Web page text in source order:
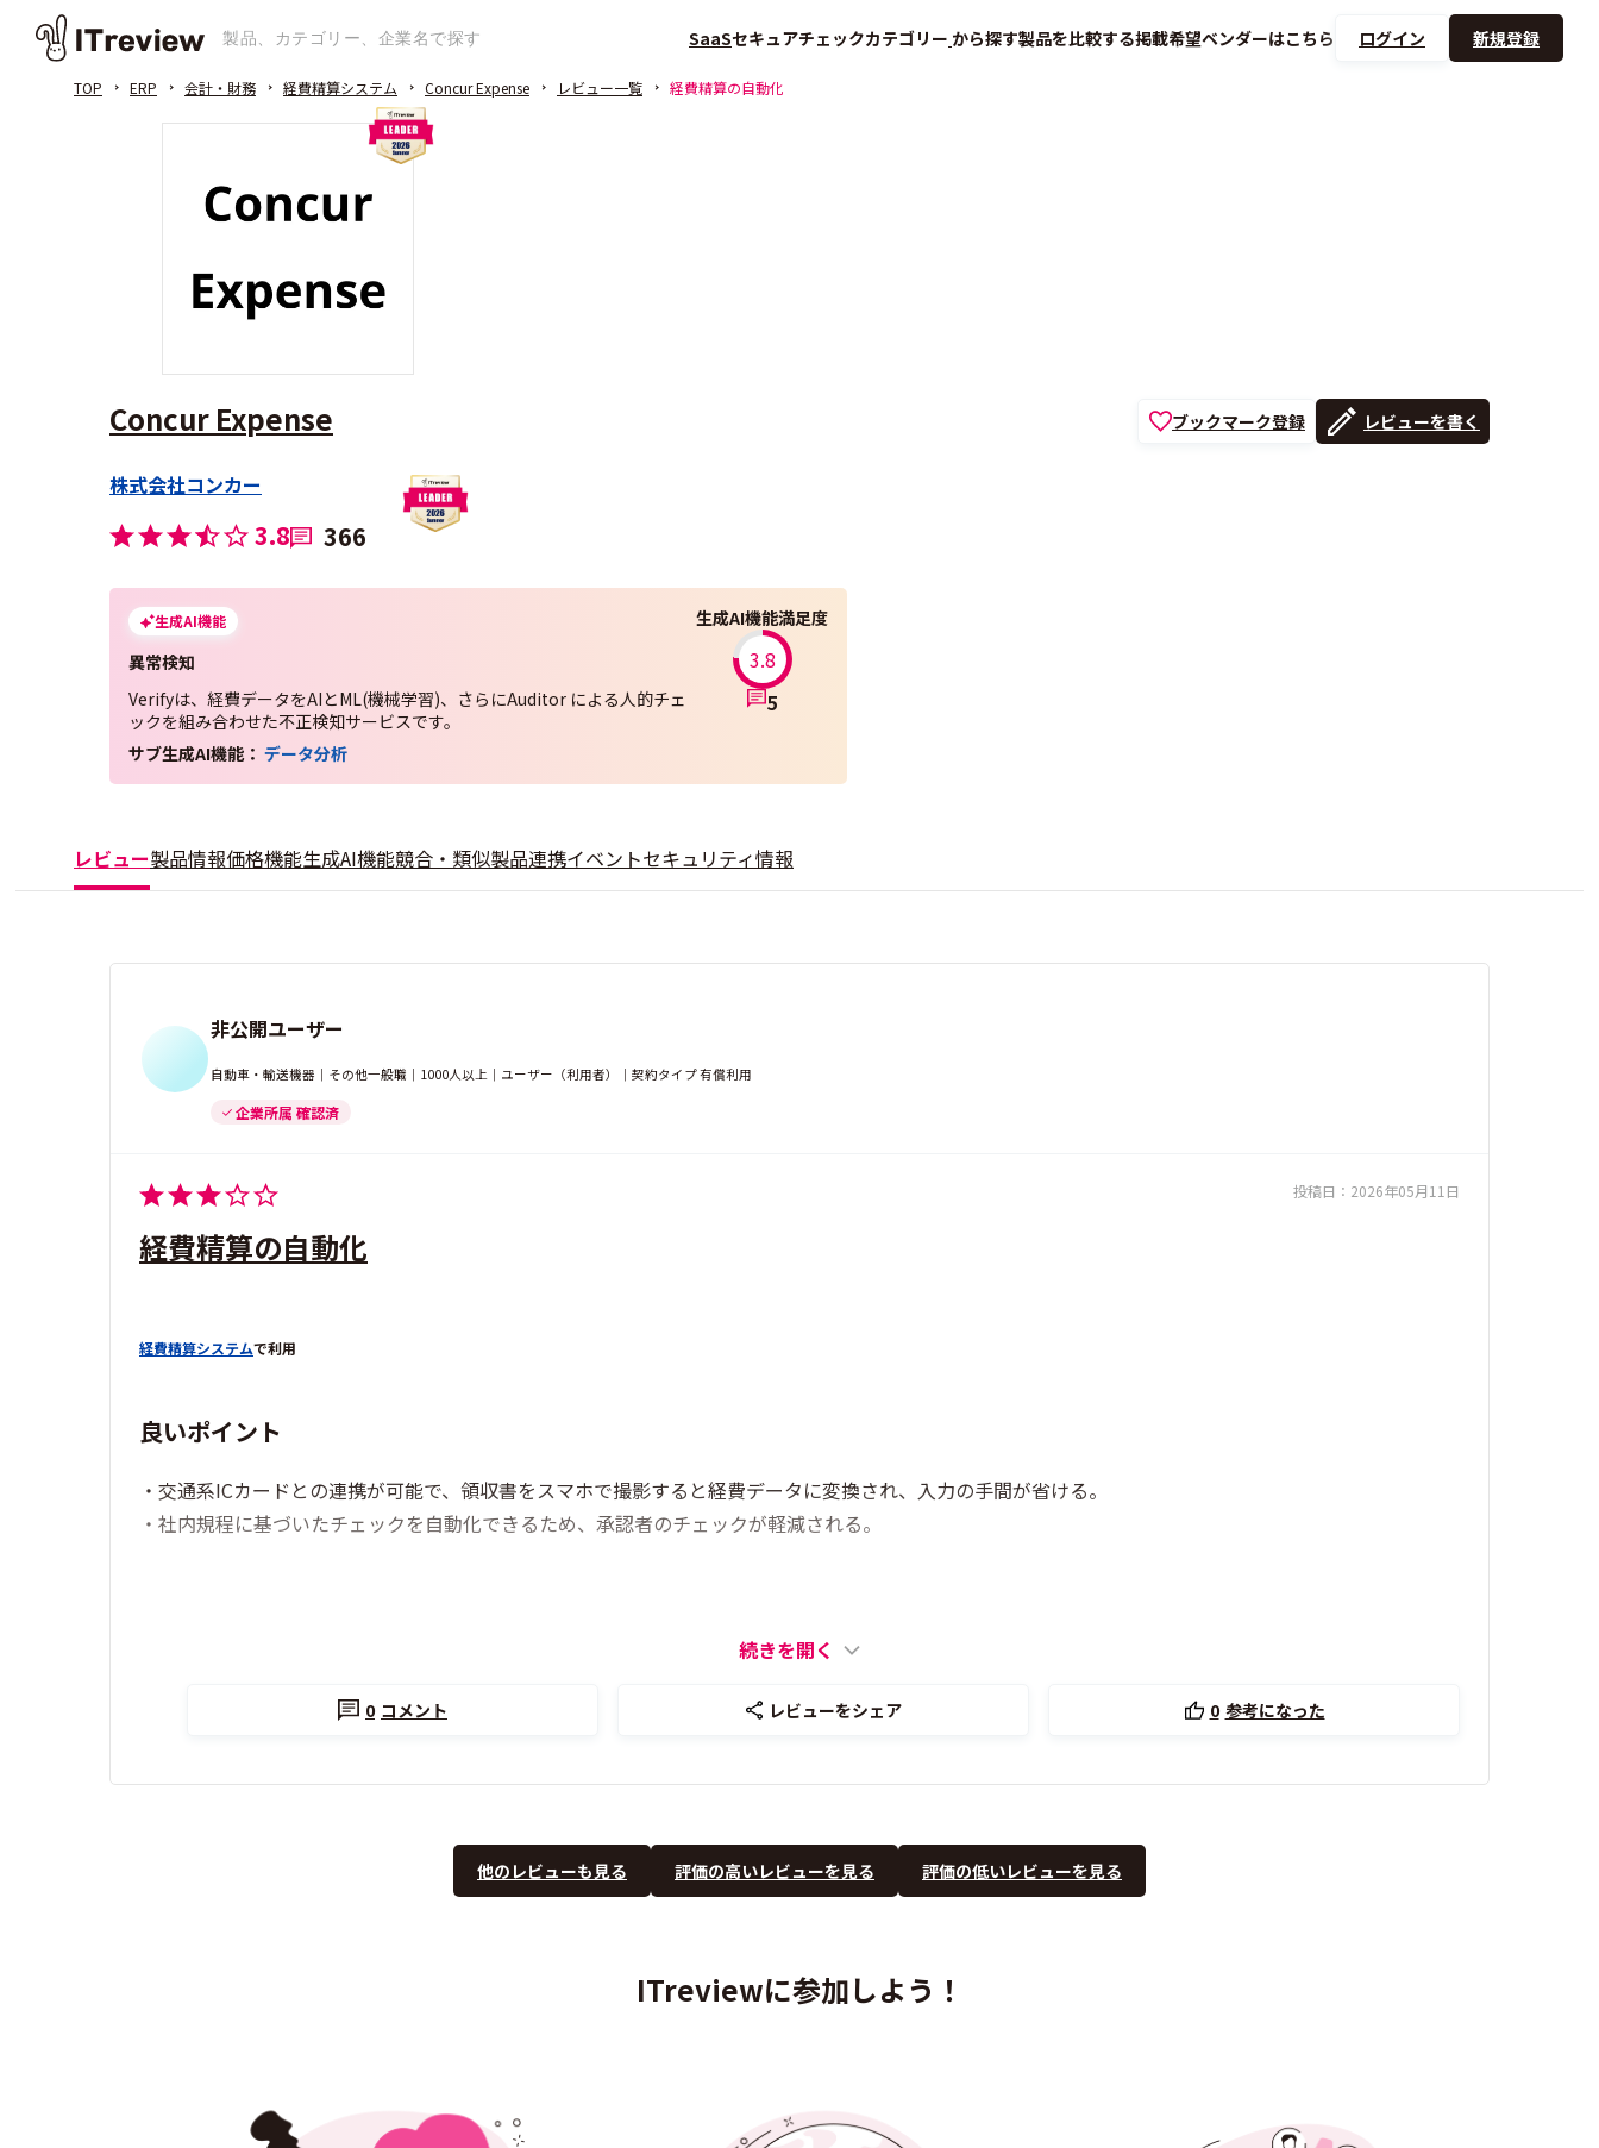
SaaSセキュアチェックカテゴリー から探す製品を比較する掲載希望ベンダーはこちら ログイン 新規登録
TOP ERP 会計・財務 経費精算システム Concur Expense レビュー一覧 経費精算の自動化
Concur Expense
株式会社コンカー
3.8 366
生成AI機能
異常検知
Verifyは、経費データをAIとML(機械学習)、さらにAuditor による人的チェ
ックを組み合わせた不正検知サービスです。
生成AI機能満足度
3.8
5
サブ生成AI機能： データ分析
ブックマーク登録 レビューを書く
レビュー製品情報価格機能生成AI機能競合・類似製品連携イベントセキュリティ情報
非公開ユーザー
自動車・輸送機器｜その他一般職｜1000人以上｜ユーザー（利用者）｜契約タイプ 有償利用
企業所属 確認済
投稿日： 2026年05月11日
経費精算の自動化
経費精算システムで利用
良いポイント
・交通系ICカードとの連携が可能で、領収書をスマホで撮影すると経費データに変換され、入力の手間が省ける。
・社内規程に基づいたチェックを自動化できるため、承認者のチェックが軽減される。
続きを開く
0 コメント レビューをシェア 0 参考になった
他のレビューも見る 評価の高いレビューを見る 評価の低いレビューを見る
ITreviewに参加しよう！